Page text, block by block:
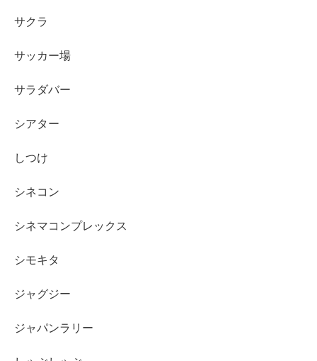
サクラ
サッカー場
サラダバー
シアター
しつけ
シネコン
シネマコンプレックス
シモキタ
ジャグジー
ジャパンラリー